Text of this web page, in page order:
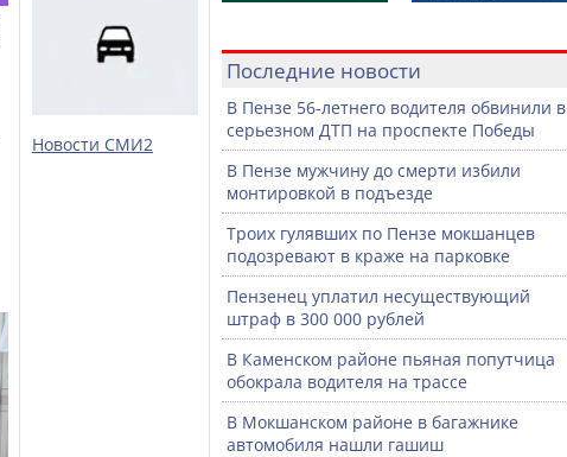
Новости СМИ2
Последние новости
В Пензе 56-летнего водителя обвинили в
серьезном ДТП на проспекте Победы
В Пензе мужчину до смерти избили
монтировкой в подъезде
Троих гулявших по Пензе мокшанцев
подозревают в краже на парковке
Пензенец уплатил несуществующий
штраф в 300 000 рублей
В Каменском районе пьяная попутчица
обокрала водителя на трассе
В Мокшанском районе в багажнике
автомобиля нашли гашиш